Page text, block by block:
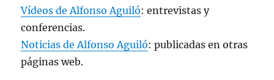
Vídeos de Alfonso Aguiló: entrevistas y
conferencias.
Noticias de Alfonso Aguiló: publicadas en otras
páginas web.